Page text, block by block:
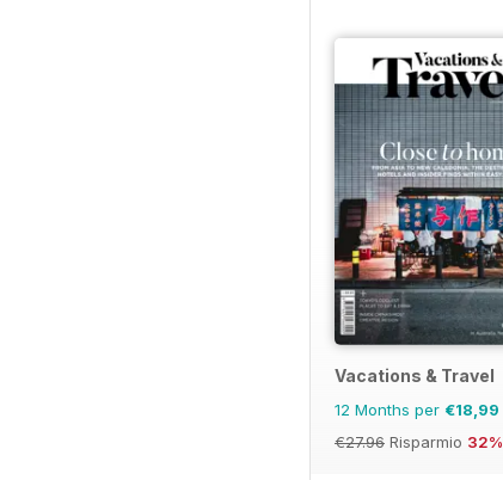
Vacations & Travel
12 Months per €18,99
€27.96 Risparmio 32%